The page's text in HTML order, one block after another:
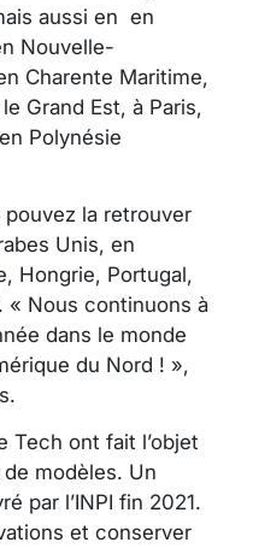
aussi en en
Nouvelle-
Charente Maritime,
Grand Est, à Paris,
Polynésie
la retrouver
Unis, en
Hongrie, Portugal,
« Nous continuons à
dans le monde
du Nord ! »,
Tech ont fait l’objet
modèles. Un
par l’INPI fin 2021.
et conserver